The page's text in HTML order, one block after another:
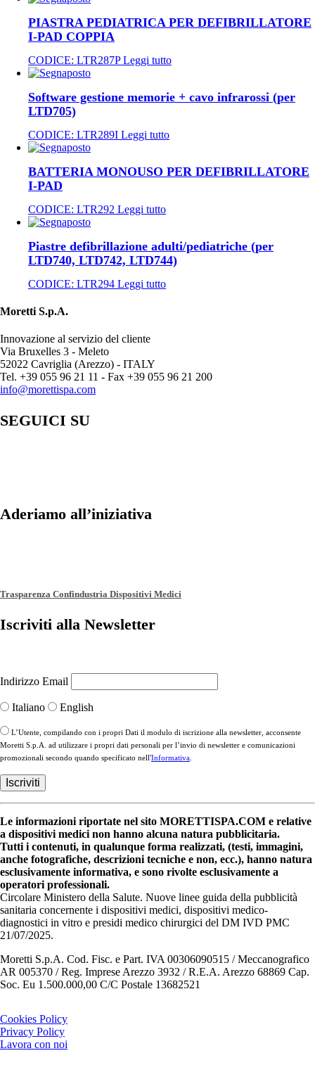
PIASTRA PEDIATRICA PER DEFIBRILLATORE
I-PAD COPPIA
CODICE: LTR287P Leggi tutto
Software gestione memorie + cavo infrarossi (per
LTD705)
CODICE: LTR289I Leggi tutto
BATTERIA MONOUSO PER DEFIBRILLATORE
I-PAD
CODICE: LTR292 Leggi tutto
Piastre defibrillazione adulti/pediatriche (per
LTD740, LTD742, LTD744)
CODICE: LTR294 Leggi tutto
Moretti S.p.A.
Innovazione al servizio del cliente
Via Bruxelles 3 - Meleto
52022 Cavriglia (Arezzo) - ITALY
Tel. +39 055 96 21 11 - Fax +39 055 96 21 200
info@morettispa.com
SEGUICI SU
Aderiamo all’iniziativa
Trasparenza Confindustria Dispositivi Medici
Iscriviti alla Newsletter
Indirizzo Email
Italiano English
L’Utente, compilando con i propri Dati il modulo di iscrizione alla newsletter, acconsente
Moretti S.p.A. ad utilizzare i propri dati personali per l’invio di newsletter e comunicazioni
promozionali secondo quando specificato nell'Informativa
Le informazioni riportate nel sito MORETTISPA.COM e relative
a dispositivi medici non hanno alcuna natura pubblicitaria.
Tutti i contenuti, in qualunque forma realizzati, (testi, immagini,
anche fotografiche, descrizioni tecniche e non, ecc.), hanno natura
esclusivamente informativa, e sono rivolte esclusivamente a
operatori professionali.
Circolare Ministero della Salute. Nuove linee guida della pubblicità
sanitaria concernente i dispositivi medici, dispositivi medico-
diagnostici in vitro e presidi medico chirurgici del DM IVD PMC
21/07/2025.
Moretti S.p.A. Cod. Fisc. e Part. IVA 00306090515 / Meccanografico
AR 005370 / Reg. Imprese Arezzo 3932 / R.E.A. Arezzo 68869 Cap.
Soc. Eu 1.500.000,00 C/C Postale 13682521
Cookies Policy
Privacy Policy
Lavora con noi